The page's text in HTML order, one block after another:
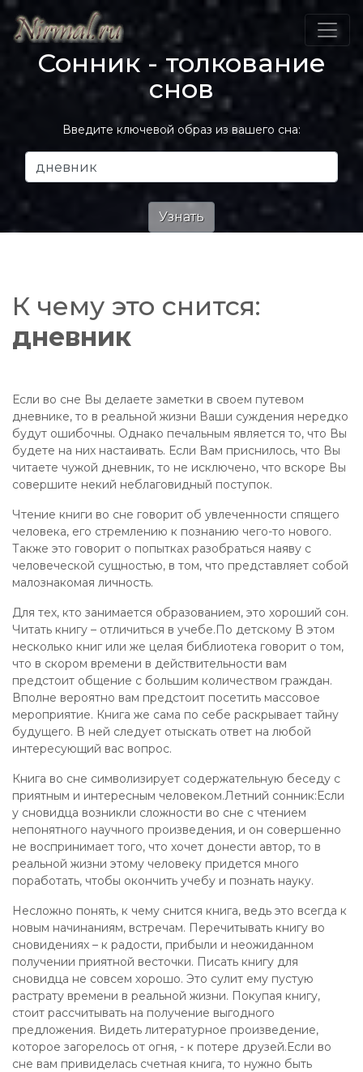
Сонник - толкование
снов
Введите ключевой образ из вашего сна:
К чему это снится:
дневник
Если во сне Вы делаете заметки в своем путевом
дневнике, то в реальной жизни Ваши суждения нередко
будут ошибочны. Однако печальным является то, что Вы
будете на них настаивать. Если Вам приснилось, что Вы
читаете чужой дневник, то не исключено, что вскоре Вы
совершите некий неблаговидный поступок.
Чтение книги во сне говорит об увлеченности спящего
человека, его стремлению к познанию чего-то нового.
Также это говорит о попытках разобраться наяву с
человеческой сущностью, в том, что представляет собой
малознакомая личность.
Для тех, кто занимается образованием, это хороший сон.
Читать книгу – отличиться в учебе.По детскому В этом
несколько книг или же целая библиотека говорит о том,
что в скором времени в действительности вам
предстоит общение с большим количеством граждан.
Вполне вероятно вам предстоит посетить массовое
мероприятие. Книга же сама по себе раскрывает тайну
будущего. В ней следует отыскать ответ на любой
интересующий вас вопрос.
Книга во сне символизирует содержательную беседу с
приятным и интересным человеком.Летний сонник:Если
у сновидца возникли сложности во сне с чтением
непонятного научного произведения, и он совершенно
не воспринимает того, что хочет донести автор, то в
реальной жизни этому человеку придется много
поработать, чтобы окончить учебу и познать науку.
Несложно понять, к чему снится книга, ведь это всегда к
новым начинаниям, встречам. Перечитывать книгу во
сновидениях – к радости, прибыли и неожиданном
получении приятной весточки. Писать книгу для
сновидца не совсем хорошо. Это сулит ему пустую
растрату времени в реальной жизни. Покупая книгу,
стоит рассчитывать на получение выгодного
предложения. Видеть литературное произведение,
которое загорелось от огня, - к потере друзей.Если во
сне вам привиделась счетная книга, то нужно быть